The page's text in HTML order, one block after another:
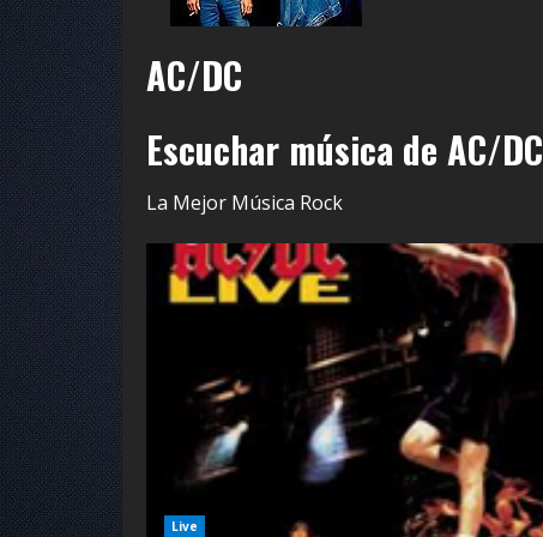
AC/DC
Escuchar música de AC/DC
La Mejor Música Rock
Live